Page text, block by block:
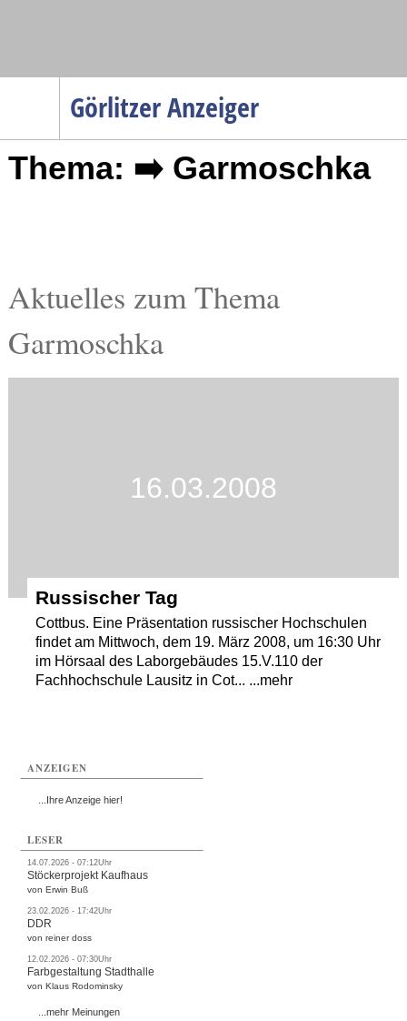
Görlitzer Anzeiger
Menüpunkte
Startseite
Verkehr
Gesundheit
Thema: ➡️ Garmoschka
Aktuelles zum Thema
Garmoschka
16.03.2008
Russischer Tag
Cottbus. Eine Präsentation russischer Hochschulen
findet am Mittwoch, dem 19. März 2008, um 16:30 Uhr
im Hörsaal des Laborgebäudes 15.V.110 der
Fachhochschule Lausitz in Cot... ...mehr
ANZEIGEN
...Ihre Anzeige hier!
LESER
14.07.2026 - 07:12Uhr
Stöckerprojekt Kaufhaus
von Erwin Buß
23.02.2026 - 17:42Uhr
DDR
von reiner doss
12.02.2026 - 07:30Uhr
Farbgestaltung Stadthalle
von Klaus Rodominsky
...mehr Meinungen